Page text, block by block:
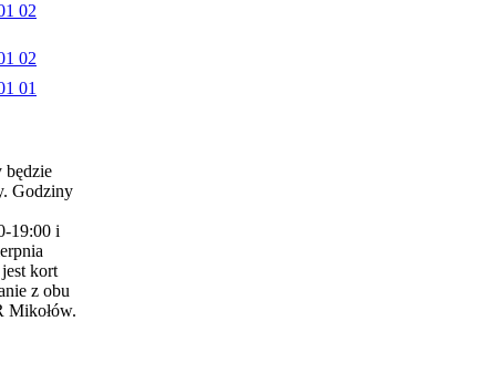
będzie
Godziny
19:00 i
kort
z obu
Mikołów.